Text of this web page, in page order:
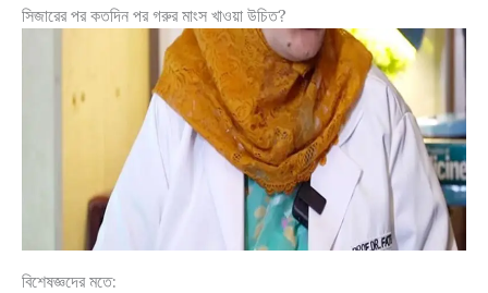
সিজারের পর কতদিন পর গরুর মাংস খাওয়া উচিত?
বিশেষজ্ঞদের মতে: